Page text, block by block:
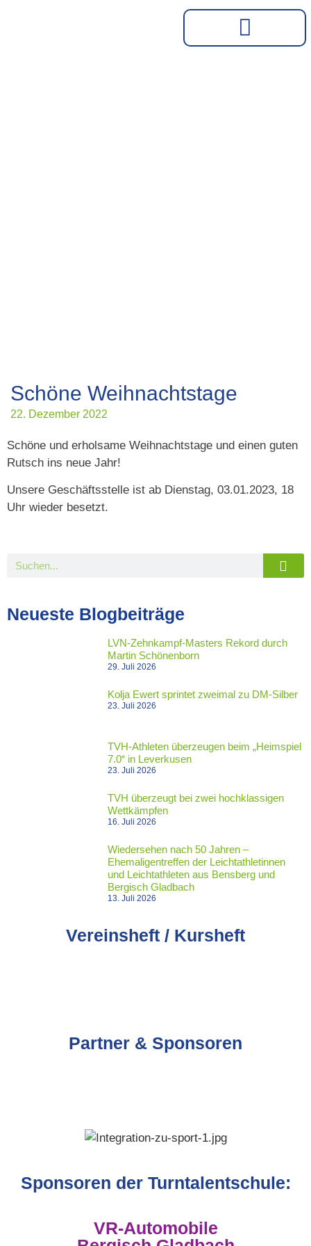
Schöne Weihnachtstage
22. Dezember 2022
Schöne und erholsame Weihnachtstage und einen guten
Rutsch ins neue Jahr!
Unsere Geschäftsstelle ist ab Dienstag, 03.01.2023, 18
Uhr wieder besetzt.
Neueste Blogbeiträge
LVN-Zehnkampf-Masters Rekord durch
Martin Schönenborn
29. Juli 2026
Kolja Ewert sprintet zweimal zu DM-Silber
23. Juli 2026
TVH-Athleten überzeugen beim „Heimspiel
7.0“ in Leverkusen
23. Juli 2026
TVH überzeugt bei zwei hochklassigen
Wettkämpfen
16. Juli 2026
Wiedersehen nach 50 Jahren –
Ehemaligentreffen der Leichtathletinnen
und Leichtathleten aus Bensberg und
Bergisch Gladbach
13. Juli 2026
Vereinsheft / Kursheft
Partner & Sponsoren
Sponsoren der Turntalentschule:
VR-Automobile